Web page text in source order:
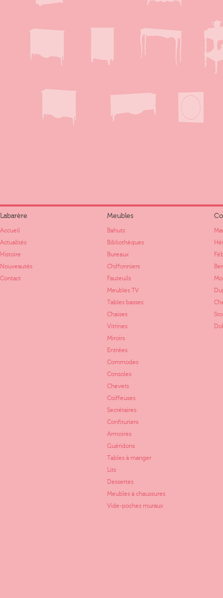
Labarère
Accueil
Actualités
Histoire
Nouveautés
Contact
Meubles
Bahuts
Bibliothèques
Bureaux
Chiffonniers
Fauteuils
Meubles TV
Tables basses
Chaises
Vitrines
Miroirs
Entrées
Commodes
Consoles
Chevets
Coiffeuses
Secrétaires
Confituriers
Armoires
Guéridons
Tables à manger
Lits
Dessertes
Meubles à chaussures
Vide-poches muraux